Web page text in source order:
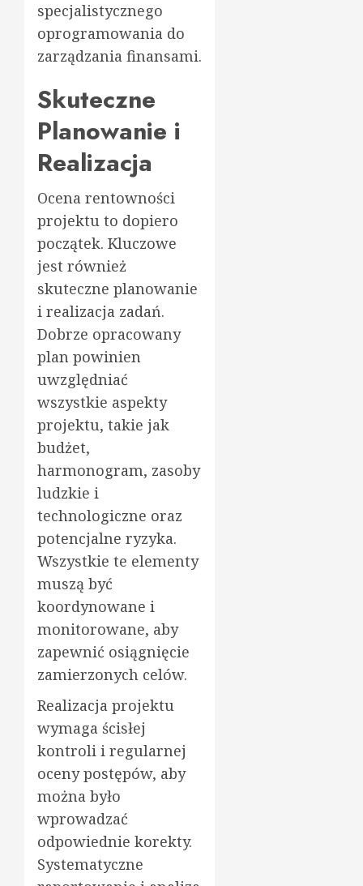
specjalistycznego
oprogramowania do
zarządzania finansami.
Skuteczne
Planowanie i
Realizacja
Ocena rentowności
projektu to dopiero
początek. Kluczowe
jest również
skuteczne planowanie
i realizacja zadań.
Dobrze opracowany
plan powinien
uwzględniać
wszystkie aspekty
projektu, takie jak
budżet,
harmonogram, zasoby
ludzkie i
technologiczne oraz
potencjalne ryzyka.
Wszystkie te elementy
muszą być
koordynowane i
monitorowane, aby
zapewnić osiągnięcie
zamierzonych celów.
Realizacja projektu
wymaga ścisłej
kontroli i regularnej
oceny postępów, aby
można było
wprowadzać
odpowiednie korekty.
Systematyczne